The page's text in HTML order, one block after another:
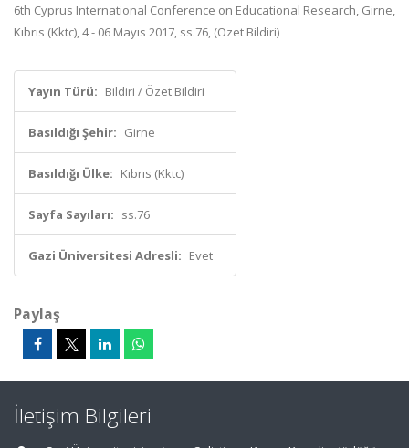
6th Cyprus International Conference on Educational Research, Girne,
Kıbrıs (Kktc), 4 - 06 Mayıs 2017, ss.76, (Özet Bildiri)
Yayın Türü: Bildiri / Özet Bildiri
Basıldığı Şehir: Girne
Basıldığı Ülke: Kıbrıs (Kktc)
Sayfa Sayıları: ss.76
Gazi Üniversitesi Adresli: Evet
Paylaş
İletişim Bilgileri